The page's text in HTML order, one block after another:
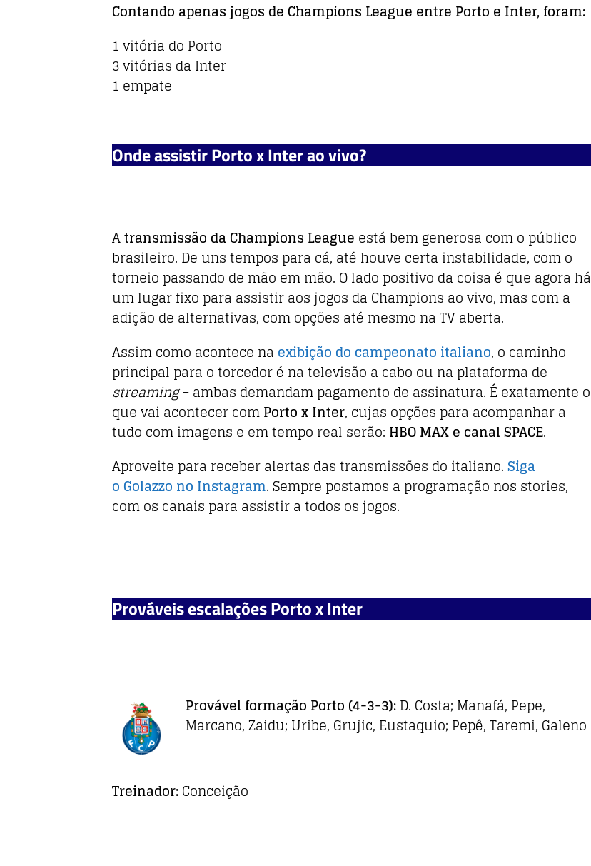
Contando apenas jogos de Champions League entre Porto e Inter, foram:
1 vitória do Porto
3 vitórias da Inter
1 empate
Onde assistir Porto x Inter ao vivo?
Atransmissão da Champions League está bem generosa com o público
brasileiro. De uns tempos para cá, até houve certa instabilidade, com o
torneio passando de mão em mão. O lado positivo da coisa é que agora há
um lugar fixo para assistir aos jogos da Champions ao vivo, mas com a
adição de alternativas, com opções até mesmo na TV aberta.
Assim como acontece na exibição do campeonato italiano, o caminho
principal para o torcedor é na televisão a cabo ou na plataforma de
streaming– ambas demandam pagamento de assinatura. É exatamente o
que vai acontecer comPorto x Inter, cujas opções para acompanhar a
tudo com imagens e em tempo real serão: HBO MAX e canal SPACE.
Aproveite para receber alertas das transmissões do italiano.Siga
o Golazzo no Instagram. Sempre postamos a programação nos stories,
com os canais para assistir a todos os jogos.
Prováveis escalações Porto x Inter
Provável formação Porto (4-3-3):D. Costa; Manafá, Pepe,
Marcano, Zaidu; Uribe, Grujic, Eustaquio; Pepê, Taremi, Galeno
Treinador:Conceição